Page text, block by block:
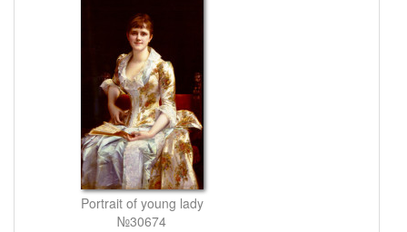
Portrait of young lady
№30674